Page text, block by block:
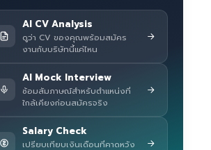
สถานที่ทำงาน
Ho Chi
City,
AI CV Analysis
ดูว่า CV ของคุณพร้อมสมัคร
งานกับบริษัทนี้แค่ไหน
AI Mock Interview
ซ้อมสัมภาษณ์สำหรับตำแหน่งที่
ใกล้เคียงก่อนสมัครจริง
Salary Check
เปรียบเทียบเงินเดือนที่คาดหวัง